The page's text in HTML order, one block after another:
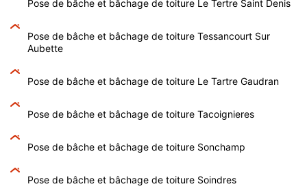
Pose de bâche et bâchage de toiture Le Tertre Saint Denis
Pose de bâche et bâchage de toiture Tessancourt Sur
Aubette
Pose de bâche et bâchage de toiture Le Tartre Gaudran
Pose de bâche et bâchage de toiture Tacoignieres
Pose de bâche et bâchage de toiture Sonchamp
Pose de bâche et bâchage de toiture Soindres